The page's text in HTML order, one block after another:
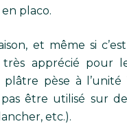
placo.
et même si
apprécié pour
pèse à l’unité
être utilisé sur
etc.).